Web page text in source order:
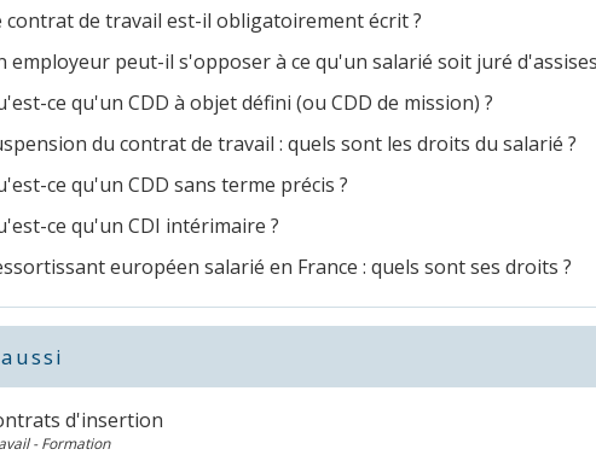
contrat de travail est-il obligatoirement écrit ?
employeur peut-il s'opposer à ce qu'un salarié soit juré
ce qu'un CDD à objet défini (ou CDD de mission) ?
du contrat de travail : quels sont les droits du salarié ?
ce qu'un CDD sans terme précis ?
ce qu'un CDI intérimaire ?
européen salarié en France : quels sont ses droits ?
d'insertion
- Formation